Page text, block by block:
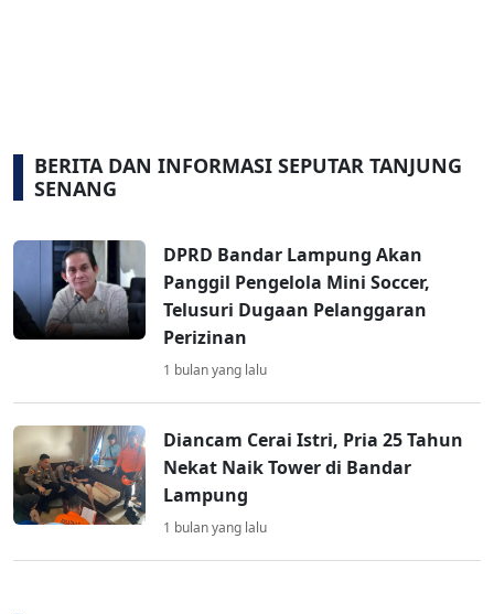
BERITA DAN INFORMASI SEPUTAR TANJUNG
SENANG
DPRD Bandar Lampung Akan
Panggil Pengelola Mini Soccer,
Telusuri Dugaan Pelanggaran
Perizinan
1 bulan yang lalu
Diancam Cerai Istri, Pria 25 Tahun
Nekat Naik Tower di Bandar
Lampung
1 bulan yang lalu